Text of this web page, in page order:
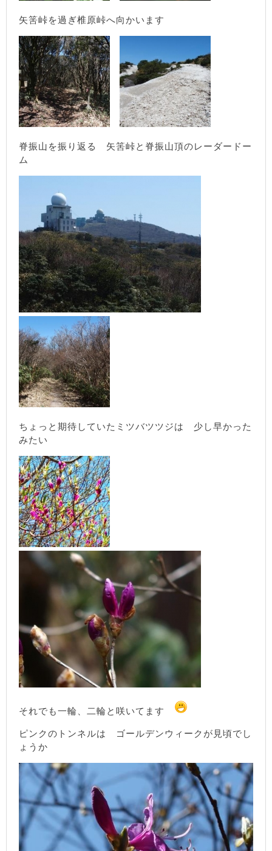
矢筈峠を過ぎ椎原峠へ向かいます
脊振山を振り返る 矢筈峠と脊振山頂のレーダードー
ム
ちょっと期待していたミツバツツジは 少し早かった
みたい
それでも一輪、二輪と咲いてます
ピンクのトンネルは ゴールデンウィークが見頃でし
ょうか